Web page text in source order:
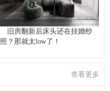
旧房翻新后床头还在挂婚纱
照？那就太low了！
查看更多